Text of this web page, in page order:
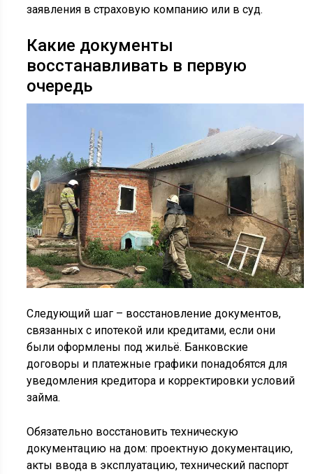
заявления в страховую компанию или в суд.
Какие документы
восстанавливать в первую
очередь
Следующий шаг – восстановление документов,
связанных с ипотекой или кредитами, если они
были оформлены под жильё. Банковские
договоры и платежные графики понадобятся для
уведомления кредитора и корректировки условий
займа.
Обязательно восстановить техническую
документацию на дом: проектную документацию,
акты ввода в эксплуатацию, технический паспорт